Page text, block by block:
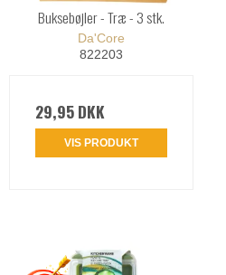
Buksebøjler - Træ - 3 stk.
Da'Core
822203
29,95 DKK
VIS PRODUKT